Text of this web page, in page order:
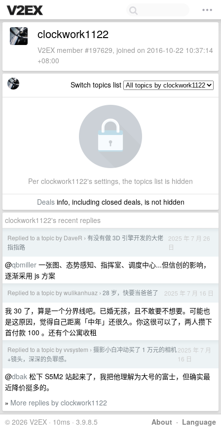
clockwork1122
V2EX member #197629, joined on 2016-10-22 10:37:14
+08:00
Switch topics list
Per clockwork1122's settings, the topics list is hidden
Dealsinfo, including closed deals, is not hidden
clockwork1122's recent replies
Replied to a topic by DaveR › 有没有做 3D 引擎开发的大佬
指指路
2025 年 7 月 26
日
@qbmiller 一张图、态势感知、指挥室、调度中心...但信创的影响，
逐渐采用 js 方案
Replied to a topic by wulikanhuaz › 28 岁，快要当爸爸了 2025 年 7 月 16 日
我 30 了，算是一个分界线吧。已婚无孩，且不敢要不想要。可能也
是这原因，觉得自己距离「中年」还很久。你这很可以了，两人攒下
首付款 100 。还有个公寓收租
Replied to a topic by vvsystem › 摄影小白冲动买了 1 万元的相机
+镜头，深深的负罪感。
2025 年 7 月
16 日
@dbak 松下 S5M2 站起来了，我把他理解为大号的富士，但确实最
近降价挺多的。
» More replies by clockwork1122
About · Language
© 2026 V2EX · 10ms · 3.9.8.5